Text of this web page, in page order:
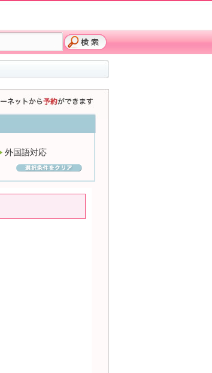
外国語対応